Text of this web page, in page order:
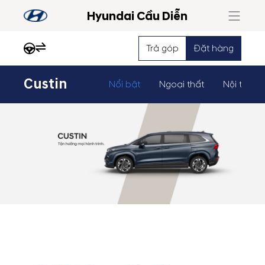
Hyundai Cầu Diễn
Trả góp Đặt hàng
Custin Nổi bật Ngoại thất Nội thất